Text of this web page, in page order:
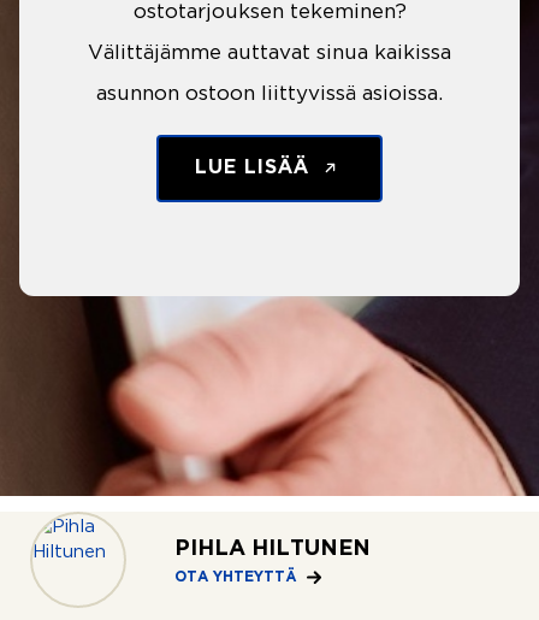
PIHLA HILTUNEN
OTA YHTEYTTÄ
ostotarjouksen tekeminen?
Välittäjämme auttavat sinua kaikissa
asunnon ostoon liittyvissä asioissa.
LUE LISÄÄ